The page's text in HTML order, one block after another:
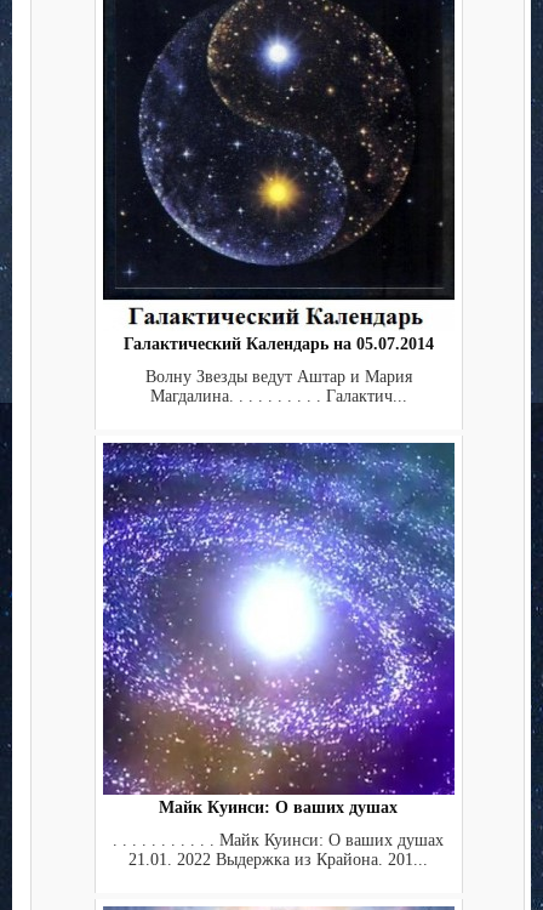
Галактический Календарь на 05.07.2014
Волну Звезды ведут Аштар и Мария
Магдалина. . . . . . . . . . Галактич...
Майк Куинси: О ваших душах
. . . . . . . . . . . Майк Куинси: О ваших душах
21.01. 2022 Выдержка из Крайона. 201...